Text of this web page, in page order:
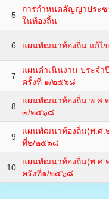
5
การกำหนดสัญญาประ
ในท้องถิ้น
6 แผนพัฒนาท้องถิ่น แก้ไ
7
แผนดำเนินงาน ประจ
ครั้งที่ ๑/๒๕๖๘
8
แผนพัฒนาท้องถิ่น พ.ศ.
๓/๒๕๖๘
9
แผนพัฒนาท้องถิ่น(พ.ศ.
ที่๒/๒๕๖๘
10
แผนพัฒนาท้องถิ่น(พ.ศ.
ครังที่๑/๒๕๖๘